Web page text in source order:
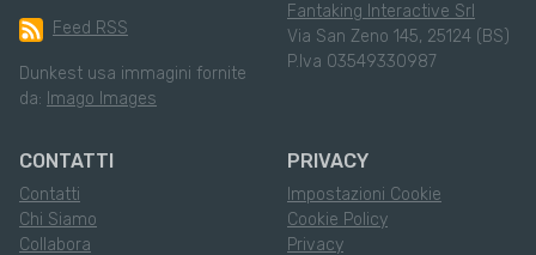
Feed RSS
Dunkest usa immagini fornite
da: Imago Images
Fantaking Interactive Srl
Via San Zeno 145, 25124 (BS)
P.Iva 03549330987
CONTATTI
Contatti
Chi Siamo
Collabora
PRIVACY
Impostazioni Cookie
Cookie Policy
Privacy